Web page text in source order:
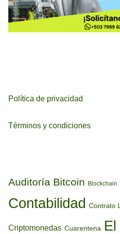
Política de privacidad
Términos y condiciones
Auditoría Bitcoin Blockchain
Contabilidad Contrato
Criptomonedas Cuarentena